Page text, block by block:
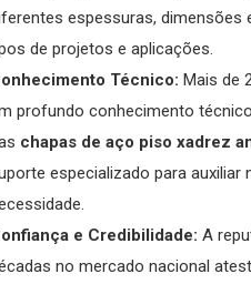
espessuras, dimensões
de projetos e aplicações.
Técnico: Mais de
profundo conhecimento
chapas de aço piso xadrez
especializado para auxiliar
e Credibilidade: A
no mercado nacional